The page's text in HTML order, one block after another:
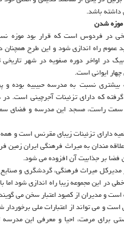
داشته باشد.
موزه شدن
در فردوس است که قرار بود موزه
عموم راه اندازی شود و این طرح همچنان
در اواخر دوره صفویه در شهر
ایوانی است.
بیشتری نسبت به مدرسه حبیبیه بوده
که دارای تزئینات آجرچینی است.
سمت راست، مسجد این مدرسه و فضای
دارای تزئینات زیبای مقرنس است و
مندان به میراث فرهنگی ایران زمین
فضا بر جذابیت آن افزوده می شود.
با حضور مدیرکل میراث فرهنگی، گردشگری و
و مدیران از کمبود اعتبار سخن می
و می تواند از اعتبارات ملی برخوردار
برای مرمت، احیا و معرفی این